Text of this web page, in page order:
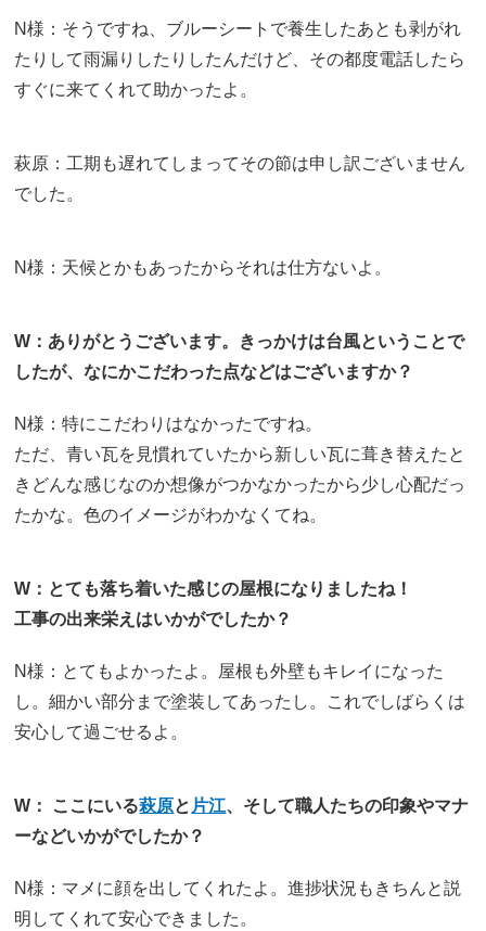
N様：そうですね、ブルーシートで養生したあとも剥がれ
たりして雨漏りしたりしたんだけど、その都度電話したら
すぐに来てくれて助かったよ。
萩原：工期も遅れてしまってその節は申し訳ございません
でした。
N様：天候とかもあったからそれは仕方ないよ。
W：ありがとうございます。きっかけは台風ということで
したが、なにかこだわった点などはございますか？
N様：特にこだわりはなかったですね。
ただ、青い瓦を見慣れていたから新しい瓦に葺き替えたと
きどんな感じなのか想像がつかなかったから少し心配だっ
たかな。色のイメージがわかなくてね。
W：とても落ち着いた感じの屋根になりましたね！
工事の出来栄えはいかがでしたか？
N様：とてもよかったよ。屋根も外壁もキレイになった
し。細かい部分まで塗装してあったし。これでしばらくは
安心して過ごせるよ。
W： ここにいる萩原と 片江、そして職人たちの印象やマナ
ーなどいかがでしたか？
N様：マメに顔を出してくれたよ。進捗状況もきちんと説
明してくれて安心できました。